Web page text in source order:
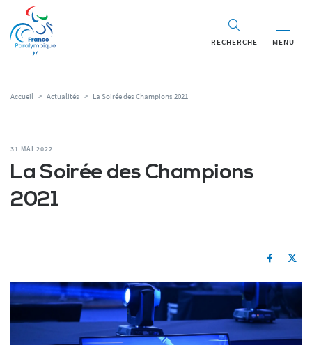
RECHERCHE MENU
Accueil > Actualités > La Soirée des Champions 2021
31 MAI 2022
La Soirée des Champions
2021